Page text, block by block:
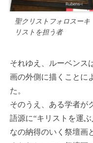
聖クリストフォロスーキ
リストを担う者
それゆえ、ルーベンス
画の外側に描くことに
た。
そのうえ、ある学者が
語源に“キリストを運
なの納得のいく祭壇画